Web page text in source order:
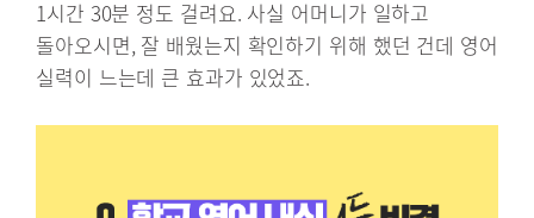
1시간 30분 정도 걸려요. 사실 어머니가 일하고
돌아오시면, 잘 배웠는지 확인하기 위해 했던 건데 영어
실력이 느는데 큰 효과가 있었죠.